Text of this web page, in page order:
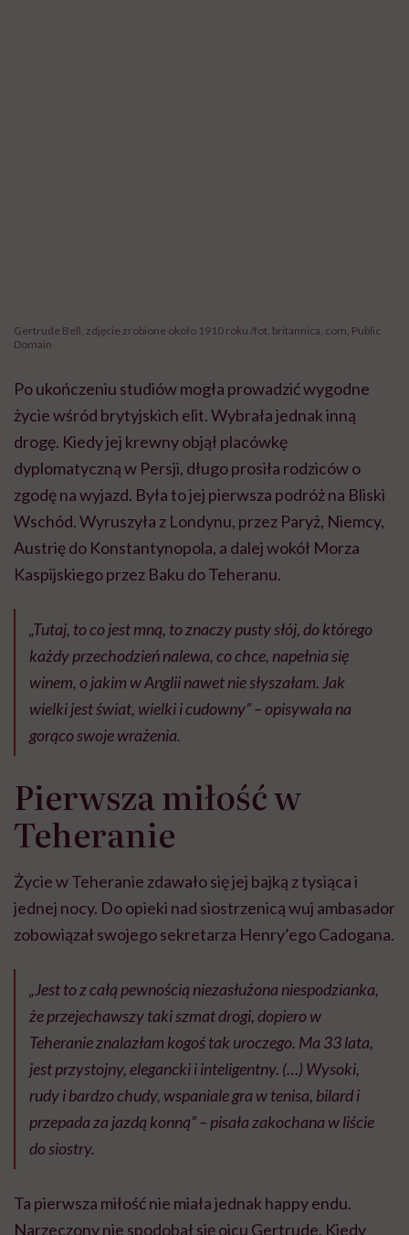
Gertrude Bell, zdjęcie zrobione około 1910 roku /fot. britannica, com, Public
Domain
Po ukończeniu studiów mogła prowadzić wygodne
życie wśród brytyjskich elit. Wybrała jednak inną
drogę. Kiedy jej krewny objął placówkę
dyplomatyczną w Persji, długo prosiła rodziców o
zgodę na wyjazd. Była to jej pierwsza podróż na Bliski
Wschód. Wyruszyła z Londynu, przez Paryż, Niemcy,
Austrię do Konstantynopola, a dalej wokół Morza
Kaspijskiego przez Baku do Teheranu.
„Tutaj, to co jest mną, to znaczy pusty słój, do którego
każdy przechodzień nalewa, co chce, napełnia się
winem, o jakim w Anglii nawet nie słyszałam. Jak
wielki jest świat, wielki i cudowny”– opisywała na
gorąco swoje wrażenia.
Pierwsza miłość w
Teheranie
Życie w Teheranie zdawało się jej bajką z tysiąca i
jednej nocy. Do opieki nad siostrzenicą wuj ambasador
zobowiązał swojego sekretarza Henry’ego Cadogana.
„Jest to z całą pewnością niezasłużona niespodzianka,
że przejechawszy taki szmat drogi, dopiero w
Teheranie znalazłam kogoś tak uroczego. Ma 33 lata,
jest przystojny, elegancki i inteligentny. (…) Wysoki,
rudy i bardzo chudy, wspaniale gra w tenisa, bilard i
przepada za jazdą konną”– pisała zakochana w liście
do siostry.
Ta pierwsza miłość nie miała jednak happy endu.
Narzeczony nie spodobał się ojcu Gertrude. Kiedy